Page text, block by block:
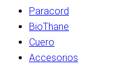
Paracord
BioThane
Cuero
Accesorios